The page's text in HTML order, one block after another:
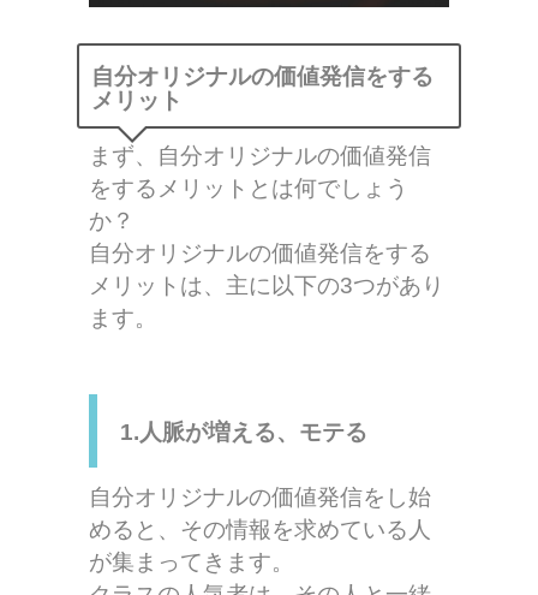
自分オリジナルの価値発信をする
メリット
まず、自分オリジナルの価値発信
をするメリットとは何でしょう
か？
自分オリジナルの価値発信をする
メリットは、主に以下の3つがあり
ます。
1.人脈が増える、モテる
自分オリジナルの価値発信をし始
めると、その情報を求めている人
が集まってきます。